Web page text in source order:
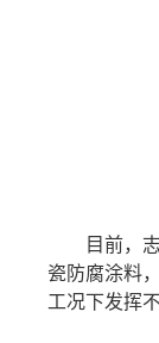
目前，
瓷防腐涂料
工况下发挥